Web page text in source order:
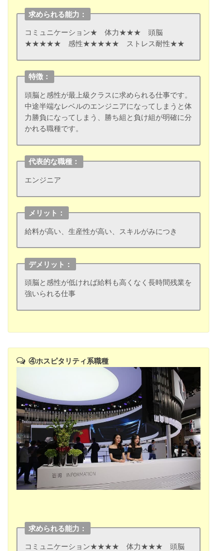
求められる能力：
コミュニケーション★ 体力★★★ 頭脳
★★★★★ 感性★★★★★ ストレス耐性★★
特徴：
頭脳と感性が最上級クラスに求められる仕事です。
中途半端なレベルのエンジニアになってしまうと体
力勝負になってしまう、勝ち組と負け組が明確に分
かれる職種です。
代表的な職種：
エンジニア
メリット：
給料が高い、生産性が高い、スキルがみにつき
デメリット：
頭脳と感性が低ければ給料も高くなく長時間残業を
強いられる仕事
④ホスピタリティ系職種
求められる能力：
コミュニケーション★★★★ 体力★★★ 頭脳